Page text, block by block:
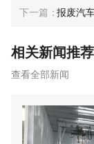
报废汽
相关新闻推荐
查看全部新闻